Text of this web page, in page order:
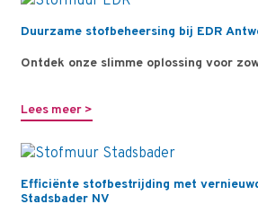
Duurzame stofbeheersing bij EDR
Ontdek onze slimme oplossing voor
Lees meer >
Efficiënte stofbestrijding met
Stadsbader NV